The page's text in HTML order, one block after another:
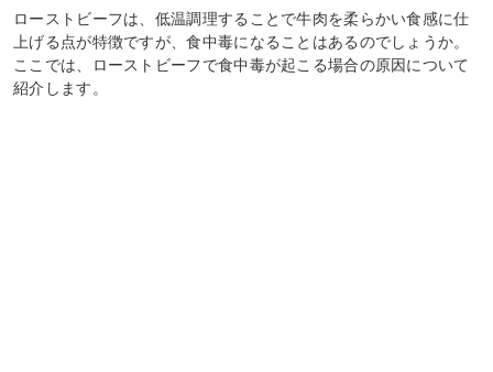
ローストビーフは、低温調理することで牛肉を柔らかい食感に仕
上げる点が特徴ですが、食中毒になることはあるのでしょうか。
ここでは、ローストビーフで食中毒が起こる場合の原因について
紹介します。